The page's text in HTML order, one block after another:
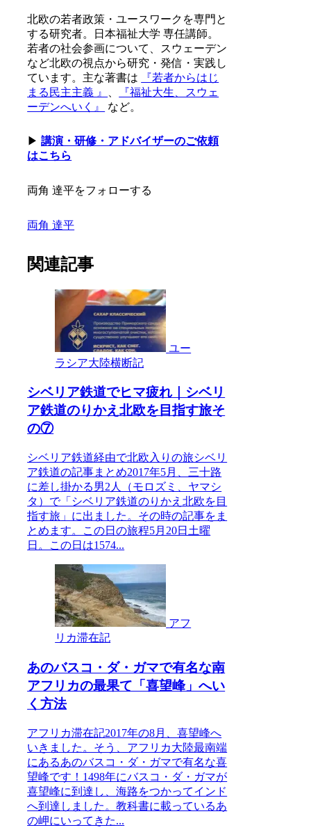
北欧の若者政策・ユースワークを専門と
する研究者。日本福祉大学 専任講師。
若者の社会参画について、スウェーデン
など北欧の視点から研究・発信・実践し
ています。主な著書は
『若者からはじ
まる民主主義 』
『福祉大生、スウェ
ーデンへいく』
など。
▶講演・研修・アドバイザーのご依頼
はこちら
両角 達平をフォローする
両角 達平
関連記事
ユー
ラシア大陸横断記
シベリア鉄道でヒマ疲れ｜シベリ
ア鉄道のりかえ北欧を目指す旅そ
の⑦
シベリア鉄道経由で北欧入りの旅シベリ
ア鉄道の記事まとめ2017年5月、三十路
に差し掛かる男2人（モロズミ、ヤマシ
タ）で「シベリア鉄道のりかえ北欧を目
指す旅」に出ました。その時の記事をま
とめます。この日の旅程5月20日土曜
日。この日は1574...
アフ
リカ滞在記
あのバスコ・ダ・ガマで有名な南
アフリカの最果て「喜望峰」へい
く方法
アフリカ滞在記2017年の8月、喜望峰へ
いきました。そう、アフリカ大陸最南端
にあるあのバスコ・ダ・ガマで有名な喜
望峰です！1498年にバスコ・ダ・ガマが
喜望峰に到達し、海路をつかってインド
へ到達しました。教科書に載っているあ
の岬にいってきた...